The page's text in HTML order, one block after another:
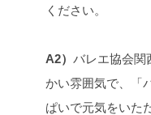
ください。
A2） バレエ協会関
かい雰囲気で、「
ぱいで元気をいた